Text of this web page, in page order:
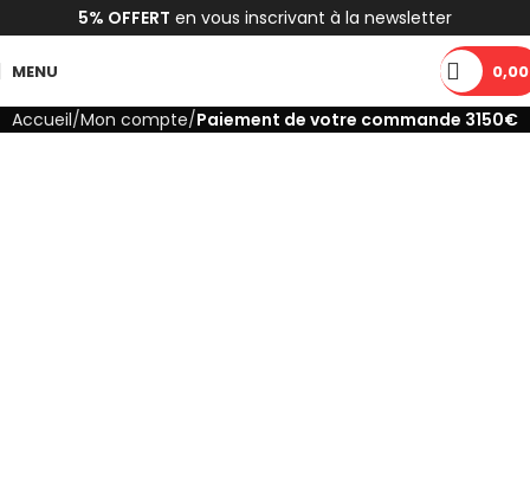
5% OFFERT en vous inscrivant à la newsletter
MENU 0,00
Accueil Mon compte Paiement de votre commande 3150€